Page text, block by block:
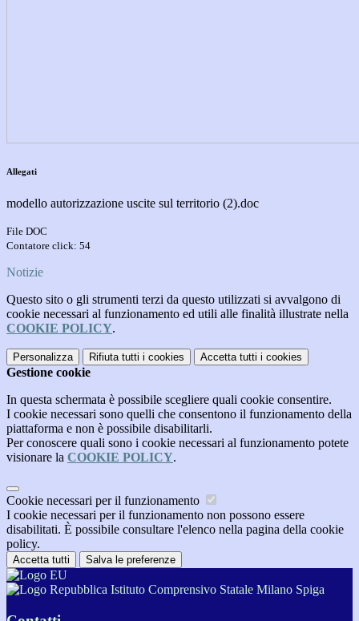
Allegati
modello autorizzazione uscite sul territorio (2).doc
File DOC
Contatore click: 54
Notizie
Questo sito o gli strumenti terzi da questo utilizzati si avvalgono di
cookie necessari al funzionamento ed utili alle finalità illustrate nella
COOKIE POLICY.
Personalizza Rifiuta tutti i cookies Accetta tutti i cookies
Gestione cookie
In questa schermata è possibile scegliere quali cookie consentire.
I cookie necessari sono quelli che consentono il funzionamento della
piattaforma e non è possibile disabilitarli.
Per conoscere quali sono i cookie necessari al funzionamento potete
visionare la COOKIE POLICY.
Cookie necessari per il funzionamento
I cookie necessari per il funzionamento non possono essere
disabilitati. È possibile consultare l'elenco nella pagina della cookie
policy.
Accetta tutti Salva le preferenze
Istituto Comprensivo Statale Milano Spiga